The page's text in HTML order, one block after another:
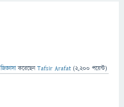
জিজ্ঞাসাকরেছেনTafsir Arafat (2,200 পয়েন্ট)